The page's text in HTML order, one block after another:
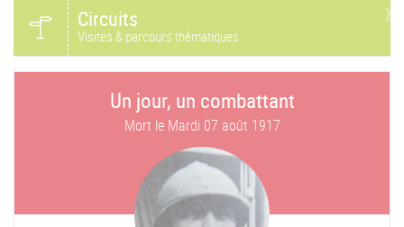
Circuits
Visites & parcours thématiques
Un jour, un combattant
Mort le Mardi 07 août 1917